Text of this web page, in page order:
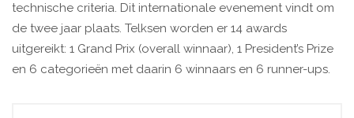
technische criteria. Dit internationale evenement vindt om
de twee jaar plaats. Telksen worden er 14 awards
uitgereikt: 1 Grand Prix (overall winnaar), 1 President’s Prize
en 6 categorieën met daarin 6 winnaars en 6 runner-ups.